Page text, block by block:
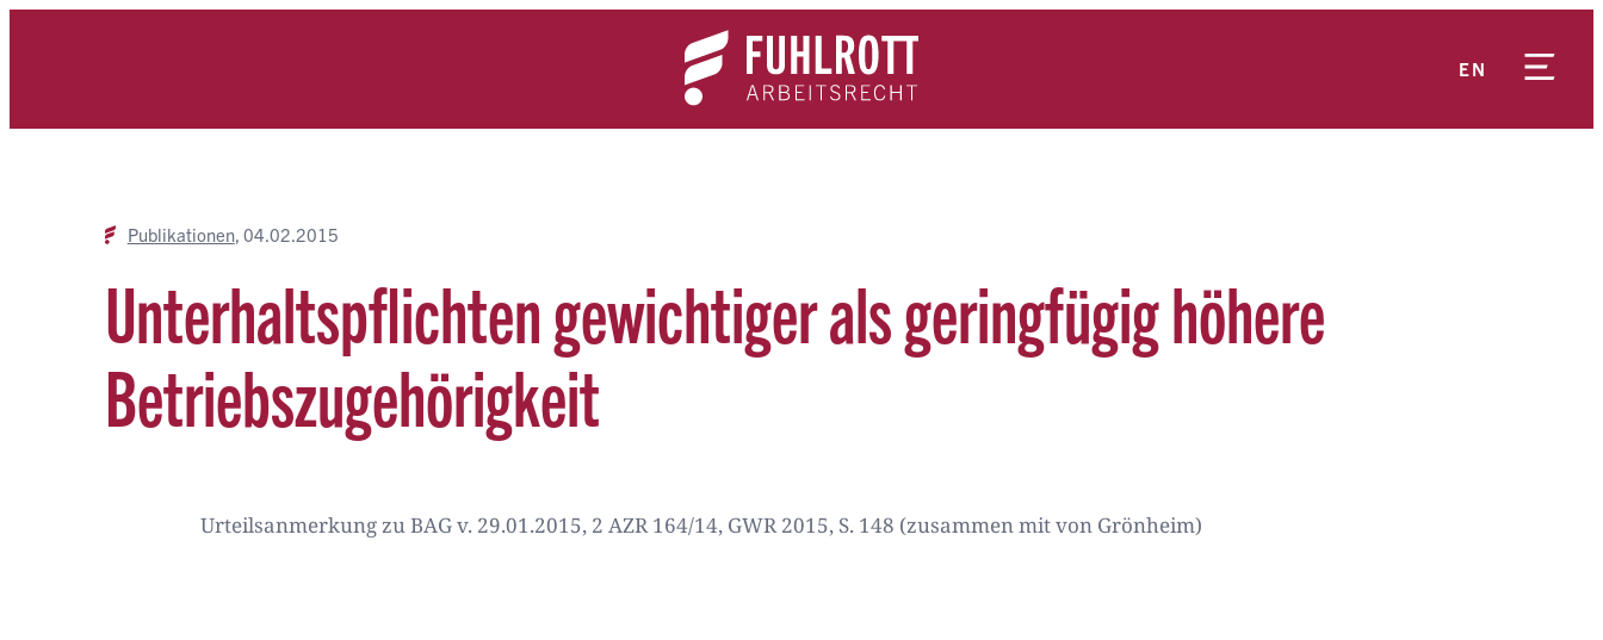
EN
Expertise News
Publikationen 04.02.2015
Unterhaltspflichten gewichtiger als geringfügig höhere
Betriebszugehörigkeit
Urteilsanmerkung zu BAG v. 29.01.2015, 2 AZR 164/14, GWR 2015, S. 148 (zusammen mit von Grönheim)